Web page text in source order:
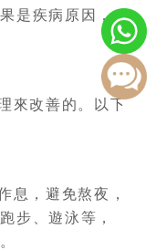
是疾病原因，
來改善的。以下
息，避免熬夜，
步、遊泳等，